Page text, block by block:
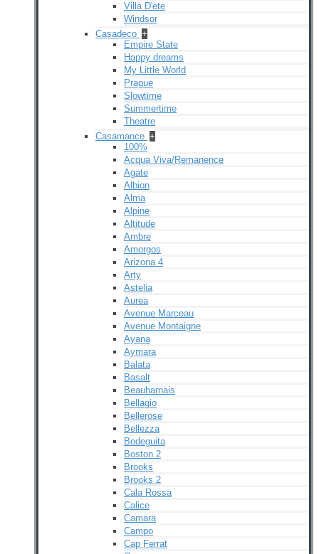
Villa D'ete
Windsor
Casadeco +
Empire State
Happy dreams
My Little World
Prague
Slowtime
Summertime
Theatre
Casamance +
100%
Acqua Viva/Remanence
Agate
Albion
Alma
Alpine
Altitude
Ambre
Amorgos
Arizona 4
Arty
Astelia
Aurea
Avenue Marceau
Avenue Montaigne
Ayana
Aymara
Balata
Basalt
Beauharnais
Bellagio
Bellerose
Bellezza
Bodeguita
Boston 2
Brooks
Brooks 2
Cala Rossa
Calice
Camara
Campo
Cap Ferrat